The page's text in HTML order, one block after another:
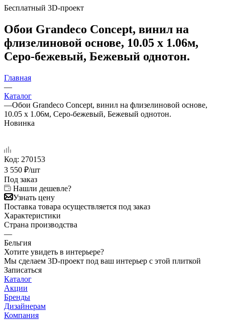
Бесплатный 3D-проект
Обои Grandeco Concept, винил на
флизелиновой основе, 10.05 х 1.06м,
Серо-бежевый, Бежевый однотон.
Главная
—
Каталог
—Обои Grandeco Concept, винил на флизелиновой основе,
10.05 х 1.06м, Серо-бежевый, Бежевый однотон.
Новинка
Код: 270153
3 550 ₽/шт
Под заказ
Нашли дешевле?
Узнать цену
Поставка товара осуществляется под заказ
Характеристики
Страна производства
—
Бельгия
Хотите увидеть в интерьере?
Мы сделаем 3D-проект под ваш интерьер с этой плиткой
Записаться
Каталог
Акции
Бренды
Дизайнерам
Компания